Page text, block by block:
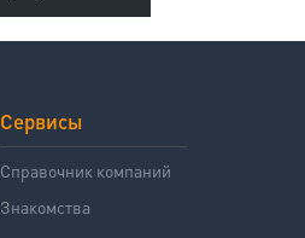
Сервисы
Справочник компаний
Знакомства